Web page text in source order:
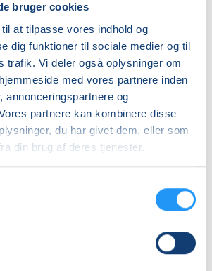
bruger cookies
at tilpasse vores indhold og
dig funktioner til sociale medier og til
trafik. Vi deler også oplysninger om
med vores partnere inden
annonceringspartnere og
partnere kan kombinere disse
du har givet dem, eller som
din brug af deres tjenester.
09.00
Vandgymnastik
9.35-
10.05
(Almen)
Ledige pladser
tirs. 01.09.2026, 09.35
Store Heddinge
Hanne Abraham